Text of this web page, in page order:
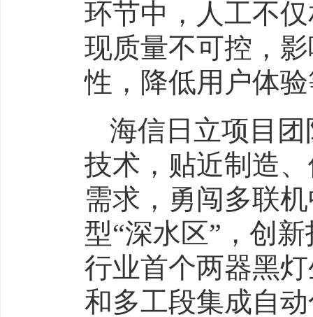
环节中，人工不
现质量不可控，
性，降低用户体
海信日立项目
技术，贴近制造
需求，勇闯多联机
型“深水区”，创
行业首个两器黑
和多工段集成自